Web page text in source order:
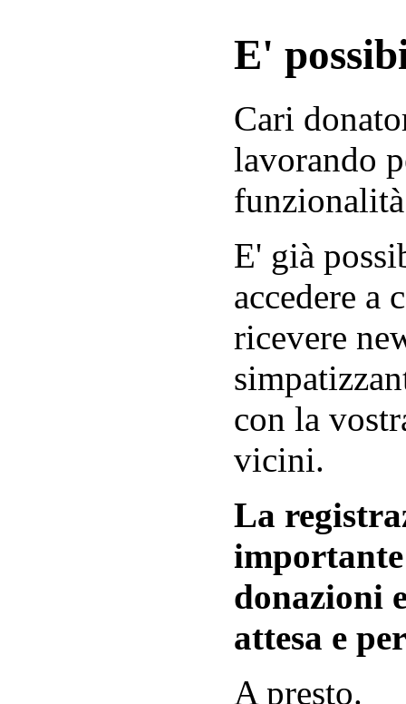
E'
Cari
lavorando
E' già
accedere a
ricevere
con la
vicini.
La
donazioni
attesa e
A presto.